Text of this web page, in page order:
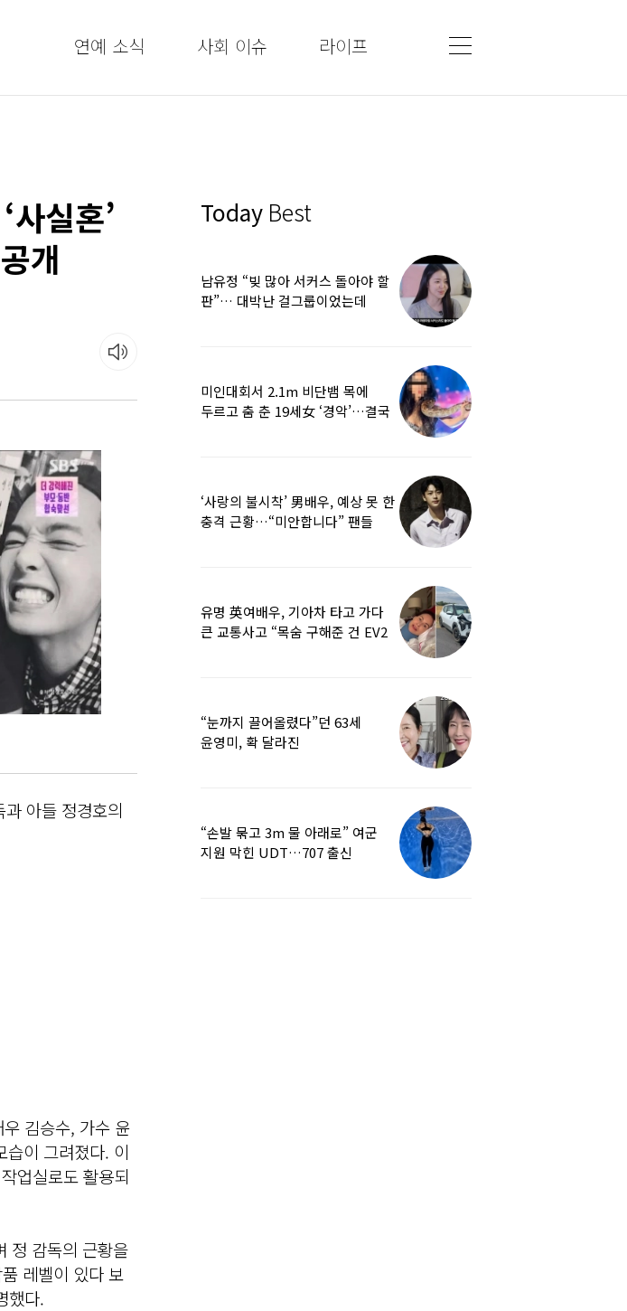
연예 소식 사회 이슈 라이프
실혼’
개
아들 정경호의
김승수, 가수 윤
습이 그려졌다. 이
업실로도 활용되
정 감독의 근황을
레벨이 있다 보
했다.
Today Best
남유정 “빚 많아 서커스 돌아야 할
판”… 대박난 걸그룹이었는데
미인대회서 2.1m 비단뱀 목에
두르고 춤 춘 19세女 ‘경악’…결국
‘사랑의 불시착’ 男배우, 예상 못 한
충격 근황…“미안합니다” 팬들
유명 英여배우, 기아차 타고 가다
큰 교통사고 “목숨 구해준 건 EV2
“눈까지 끌어올렸다”던 63세
윤영미, 확 달라진
“손발 묶고 3m 물 아래로” 여군
지원 막힌 UDT…707 출신